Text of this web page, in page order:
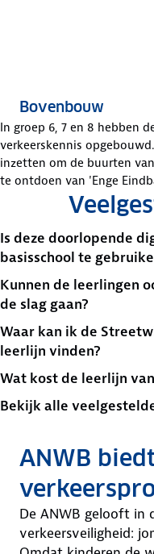
Bovenbouw
In groep 6, 7 en 8 hebben
verkeerskennis
inzetten om de buurten
te ontdoen van 'Enge
Is deze doorlopende
basisschool te
Kunnen de leerlingen
de slag gaan?
Waar kan ik de
leerlijn vinden?
Wat kost de leerlijn
Bekijk alle
ANWB
De ANWB gelooft in
verkeersveiligheid: